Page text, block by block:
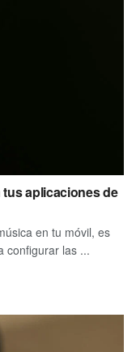
aplicaciones de
en tu móvil, es
configurar las ...